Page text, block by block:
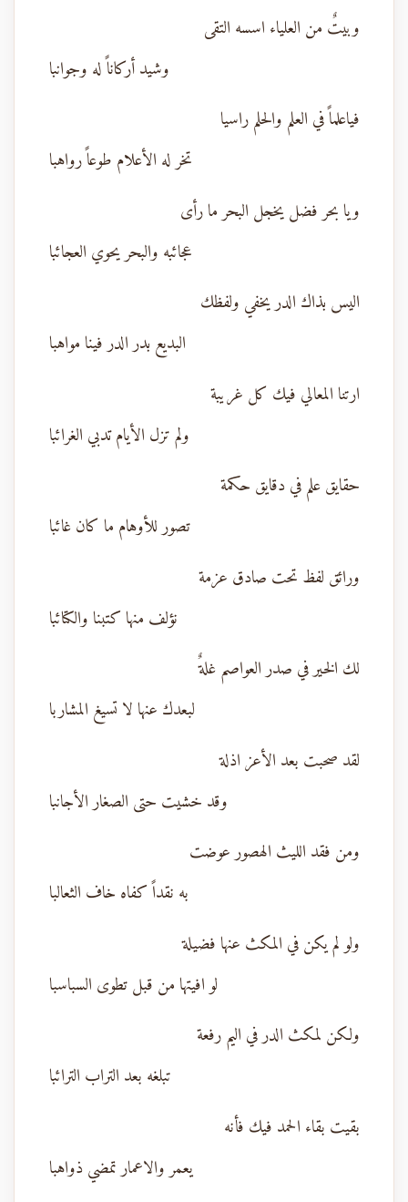
وبيتٌ من العلياء اسسه التقى
وشيد أركاناً له وجوانبا
فياعلماً في العلم والحلم راسيا
تخر له الأعلام طوعاً رواهبا
ويا بحر فضل يخجل البحر ما رأى
عجائبه والبحر يحوي العجائبا
اليس بذاك الدر يخفي ولفظك
البديع بدر الدر فينا مواهبا
ارتنا المعالي فيك كل غريبة
ولم تزل الأيام تدبي الغرائبا
حقايق علم في دقايق حكمة
تصور للأوهام ما كان غائبا
ورائق لفظ تحت صادق عزمة
نؤلف منها كتبنا والكتائبا
لك الخير في صدر العواصم غلةٌ
لبعدك عنها لا تسيغ المشاربا
لقد صحبت بعد الأعز اذلة
وقد خشيت حتى الصغار الأجانبا
ومن فقد الليث الهصور عوضت
به نقداً كفاه خاف الثعالبا
ولو لم يكن في المكث عنها فضيلة
لو افيتها من قبل تطوى السباسبا
ولكن لمكث الدر في اليم رفعة
تبلغه بعد التراب الترائبا
بقيت بقاء الحمد فيك فأنه
يعمر والاعمار تمضي ذواهبا